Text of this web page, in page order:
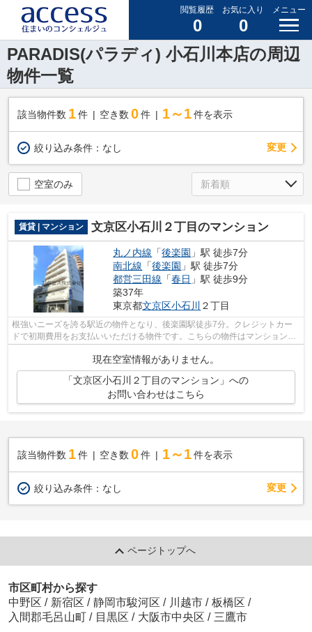
閲覧履歴
0
お気に入り
0
メニュー
PARADIS(パラディ) 小石川本店の周辺
物件一覧
該当物件数 1件 空き数 0 件 1～1 件を表示
絞り込み条件： なし 変更
空室のみ
賃貸 | マンション 文京区小石川２丁目のマンション
丸ノ内線 「後楽園 」駅 徒歩7分
南北線 「後楽園 」駅 徒歩7分
都営三田線 「春日 」駅 徒歩9分
築37年
東京都文京区小石川 ２丁目
根強いニーズを誇る駅近の物件となり、後楽園駅徒歩7分。クレジットカー
ドで初期費用をお支払いいただける物件です。こちらの物件はマンションで
現在空室情報がありません。
「文京区小石川２丁目のマンション」への
お問い合わせはこちら
該当物件数 1件 空き数 0 件 1～1 件を表示
絞り込み条件： なし 変更
ページトップへ
市区町村から探す
中野区 / 新宿区 / 静岡市駿河区 / 川越市 / 板橋区 /
入間郡毛呂山町 / 目黒区 / 大阪市中央区 / 三鷹市